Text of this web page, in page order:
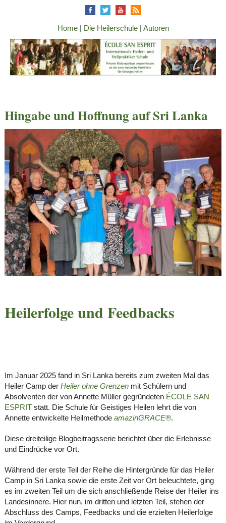
Home| Die Heilerschule| Autoren
Hingabe und Hoffnung auf Sri Lanka
Heilerfolge und Feedbacks
Im Januar 2025 fand in Sri Lanka bereits zum zweiten Mal das
Heiler Camp der Heiler ohne Grenzenmit Schülern und
Absolventen der von Annette Müller gegründeten ÉCOLE SAN
ESPRITstatt. Die Schule für Geistiges Heilen lehrt die von
Annette entwickelte Heilmethode amazinGRACE®.
Diese dreiteilige Blogbeitragsserie berichtet über die Erlebnisse
und Eindrücke vor Ort.
Während der erste Teil der Reihe die Hintergründe für das Heiler
Camp in Sri Lanka sowie die erste Zeit vor Ort beleuchtete, ging
es im zweiten Teil um die sich anschließende Reise der Heiler ins
Landesinnere. Hier nun, im dritten und letzten Teil, stehen der
Abschluss des Camps, Feedbacks und die erzielten Heilerfolge